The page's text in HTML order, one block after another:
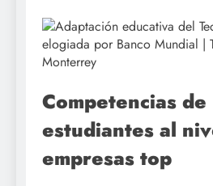
Competencias de
estudiantes al
empresas top